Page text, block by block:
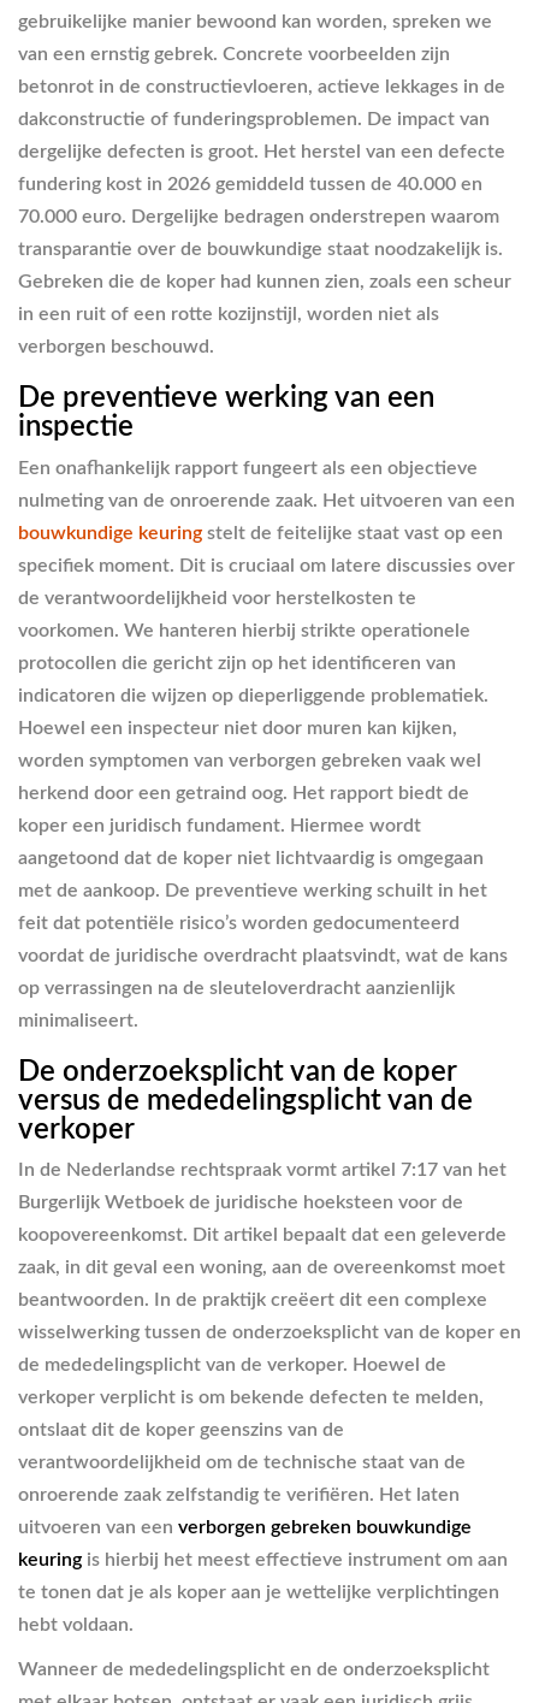
gebruikelijke manier bewoond kan worden, spreken we
van een ernstig gebrek. Concrete voorbeelden zijn
betonrot in de constructievloeren, actieve lekkages in de
dakconstructie of funderingsproblemen. De impact van
dergelijke defecten is groot. Het herstel van een defecte
fundering kost in 2026 gemiddeld tussen de 40.000 en
70.000 euro. Dergelijke bedragen onderstrepen waarom
transparantie over de bouwkundige staat noodzakelijk is.
Gebreken die de koper had kunnen zien, zoals een scheur
in een ruit of een rotte kozijnstijl, worden niet als
verborgen beschouwd.
De preventieve werking van een
inspectie
Een onafhankelijk rapport fungeert als een objectieve
nulmeting van de onroerende zaak. Het uitvoeren van een
bouwkundige keuring stelt de feitelijke staat vast op een
specifiek moment. Dit is cruciaal om latere discussies over
de verantwoordelijkheid voor herstelkosten te
voorkomen. We hanteren hierbij strikte operationele
protocollen die gericht zijn op het identificeren van
indicatoren die wijzen op dieperliggende problematiek.
Hoewel een inspecteur niet door muren kan kijken,
worden symptomen van verborgen gebreken vaak wel
herkend door een getraind oog. Het rapport biedt de
koper een juridisch fundament. Hiermee wordt
aangetoond dat de koper niet lichtvaardig is omgegaan
met de aankoop. De preventieve werking schuilt in het
feit dat potentiële risico’s worden gedocumenteerd
voordat de juridische overdracht plaatsvindt, wat de kans
op verrassingen na de sleuteloverdracht aanzienlijk
minimaliseert.
De onderzoeksplicht van de koper
versus de mededelingsplicht van de
verkoper
In de Nederlandse rechtspraak vormt artikel 7:17 van het
Burgerlijk Wetboek de juridische hoeksteen voor de
koopovereenkomst. Dit artikel bepaalt dat een geleverde
zaak, in dit geval een woning, aan de overeenkomst moet
beantwoorden. In de praktijk creëert dit een complexe
wisselwerking tussen de onderzoeksplicht van de koper en
de mededelingsplicht van de verkoper. Hoewel de
verkoper verplicht is om bekende defecten te melden,
ontslaat dit de koper geenszins van de
verantwoordelijkheid om de technische staat van de
onroerende zaak zelfstandig te verifiëren. Het laten
uitvoeren van een verborgen gebreken bouwkundige
keuring is hierbij het meest effectieve instrument om aan
te tonen dat je als koper aan je wettelijke verplichtingen
hebt voldaan.
Wanneer de mededelingsplicht en de onderzoeksplicht